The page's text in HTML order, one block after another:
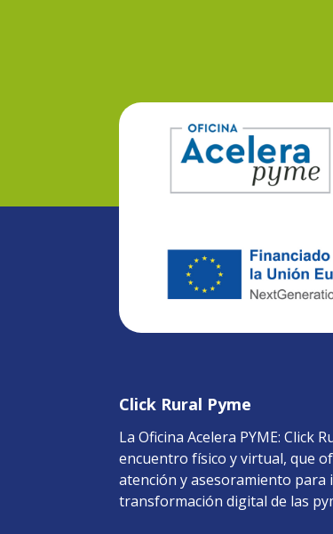
Click Rural Pyme
La Oficina Acelera PYME: Click
encuentro físico y virtual, que
atención y asesoramiento para
transformación digital de las